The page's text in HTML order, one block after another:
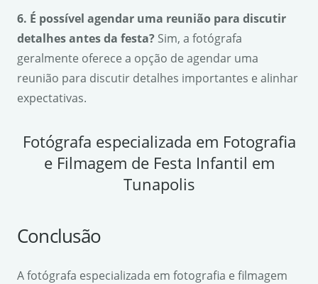
6. É possível agendar uma reunião para discutir
detalhes antes da festa? Sim, a fotógrafa
geralmente oferece a opção de agendar uma
reunião para discutir detalhes importantes e alinhar
expectativas.
Fotógrafa especializada em Fotografia
e Filmagem de Festa Infantil em
Tunapolis
Conclusão
A fotógrafa especializada em fotografia e filmagem